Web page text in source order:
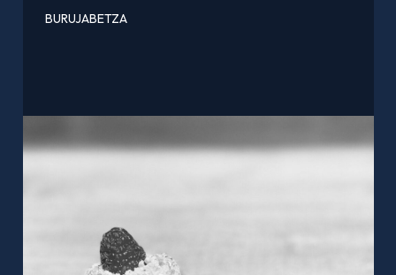
BURUJABETZA